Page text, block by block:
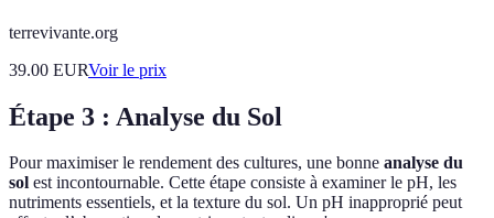
terrevivante.org
39.00 EURVoir le prix
Étape 3 : Analyse du Sol
Pour maximiser le rendement des cultures, une bonne analyse du
sol est incontournable. Cette étape consiste à examiner le pH, les
nutriments essentiels, et la texture du sol. Un pH inapproprié peut